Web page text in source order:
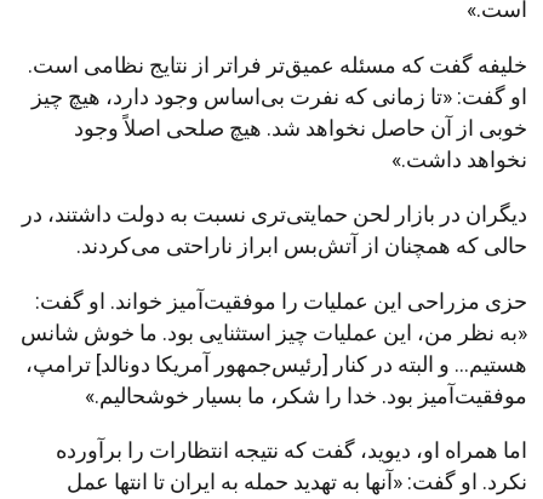
است.»
خلیفه گفت که مسئله عمیق‌تر فراتر از نتایج نظامی است.
او گفت: «تا زمانی که نفرت بی‌اساس وجود دارد، هیچ چیز
خوبی از آن حاصل نخواهد شد. هیچ صلحی اصلاً وجود
نخواهد داشت.»
دیگران در بازار لحن حمایتی‌تری نسبت به دولت داشتند، در
حالی که همچنان از آتش‌بس ابراز ناراحتی می‌کردند.
حزی مزراحی این عملیات را موفقیت‌آمیز خواند. او گفت:
«به نظر من، این عملیات چیز استثنایی بود. ما خوش شانس
هستیم... و البته در کنار [رئیس‌جمهور آمریکا دونالد] ترامپ،
موفقیت‌آمیز بود. خدا را شکر، ما بسیار خوشحالیم.»
اما همراه او، دیوید، گفت که نتیجه انتظارات را برآورده
نکرد. او گفت: «آنها به تهدید حمله به ایران تا انتها عمل